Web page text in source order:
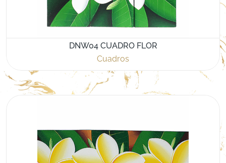
DNW04 CUADRO FLOR
Cuadros